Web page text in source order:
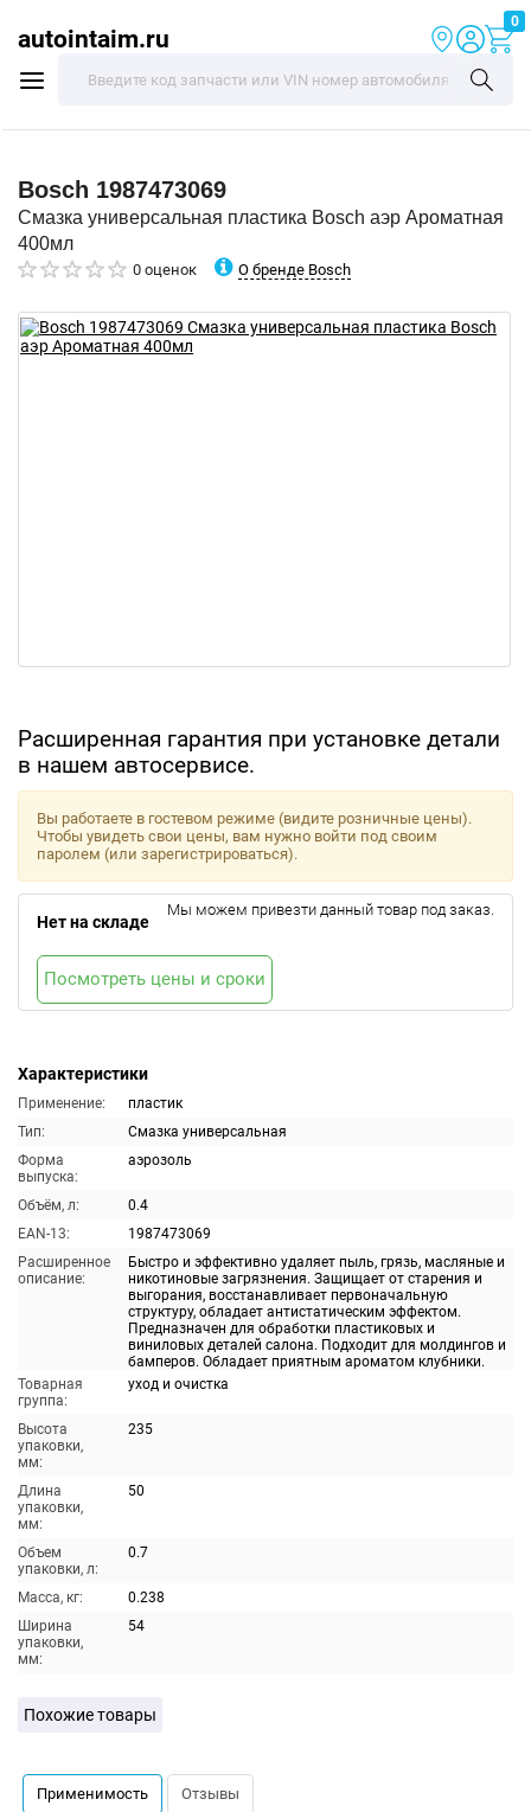
autointaim.ru
0
Bosch 1987473069
Смазка универсальная пластика Bosch аэр Ароматная
400мл
0 оценок О бренде Bosch
Расширенная гарантия при установке детали
в нашем автосервисе.
Характеристики
Применение:
пластик
Тип:
Смазка универсальная
Форма
выпуска:
аэрозоль
Объём, л:
0.4
EAN-13:
1987473069
Расширенное
описание:
Быстро и эффективно удаляет пыль, грязь, масляные и
никотиновые загрязнения. Защищает от старения и
выгорания, восстанавливает первоначальную
структуру, обладает антистатическим эффектом.
Предназначен для обработки пластиковых и
виниловых деталей салона. Подходит для молдингов и
бамперов. Обладает приятным ароматом клубники.
Товарная
группа:
уход и очистка
Высота
упаковки,
мм:
235
Длина
упаковки,
мм:
50
Объем
упаковки, л:
0.7
Масса, кг:
0.238
Ширина
упаковки,
мм:
54
Вы работаете в гостевом режиме (видите розничные цены).
Чтобы увидеть свои цены, вам нужно войти под своим
паролем (или зарегистрироваться).
Нет на складе
Мы можем привезти данный товар под заказ.
Посмотреть цены и сроки
Похожие товары
Применимость Отзывы